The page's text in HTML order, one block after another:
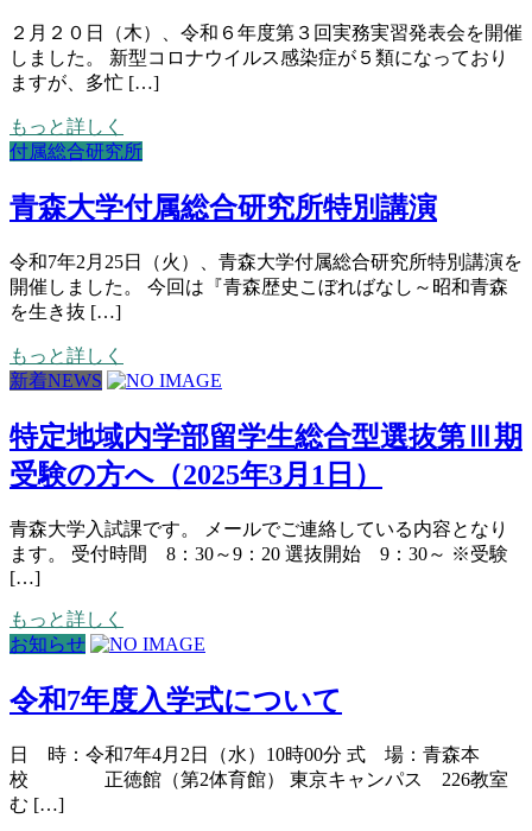
２月２０日（木）、令和６年度第３回実務実習発表会を開催
しました。 新型コロナウイルス感染症が５類になっており
ますが、多忙 […]
もっと詳しく
付属総合研究所
青森大学付属総合研究所特別講演
令和7年2月25日（火）、青森大学付属総合研究所特別講演を
開催しました。 今回は『青森歴史こぼればなし～昭和青森
を生き抜 […]
もっと詳しく
新着NEWS
特定地域内学部留学生総合型選抜第Ⅲ期
受験の方へ（2025年3月1日）
青森大学入試課です。 メールでご連絡している内容となり
ます。 受付時間 8：30～9：20 選抜開始 9：30～ ※受験
[…]
もっと詳しく
お知らせ
令和7年度入学式について
日 時：令和7年4月2日（水）10時00分 式 場：青森本
校 正徳館（第2体育館） 東京キャンパス 226教室
む […]